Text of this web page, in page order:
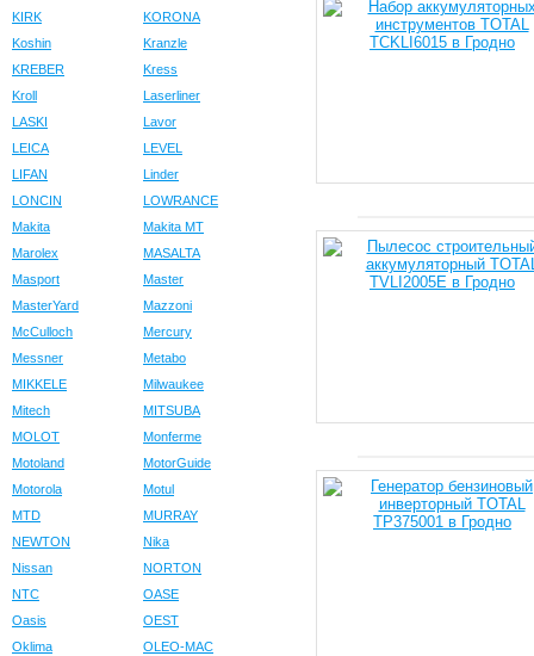
KIRK
KORONA
Koshin
Kranzle
KREBER
Kress
Kroll
Laserliner
LASKI
Lavor
LEICA
LEVEL
LIFAN
Linder
LONCIN
LOWRANCE
Makita
Makita MT
Marolex
MASALTA
Masport
Master
MasterYard
Mazzoni
McCulloch
Mercury
Messner
Metabo
MIKKELE
Milwaukee
Mitech
MITSUBA
MOLOT
Monferme
Motoland
MotorGuide
Motorola
Motul
MTD
MURRAY
NEWTON
Nika
Nissan
NORTON
NTC
OASE
Oasis
OEST
Oklima
OLEO-MAC